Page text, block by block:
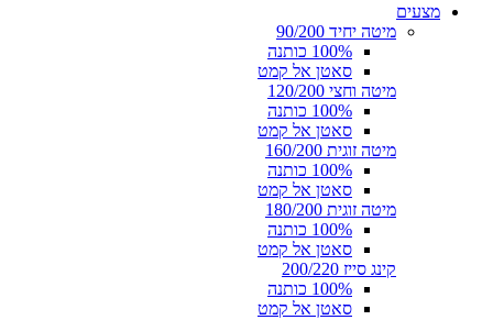
מצעים
מיטה יחיד 90/200
100% כותנה
סאטן אל קמט
מיטה וחצי 120/200
100% כותנה
סאטן אל קמט
מיטה זוגית 160/200
100% כותנה
סאטן אל קמט
מיטה זוגית 180/200
100% כותנה
סאטן אל קמט
קינג סייז 200/220
100% כותנה
סאטן אל קמט